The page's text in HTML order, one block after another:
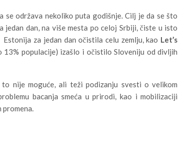
se održava nekoliko puta godišnje. Cilj je da se što
dan, na više mesta po celoj Srbiji, čiste u isto
za jedan dan očistila celu zemlju, kao Let’s
13% populacije) izašlo i očistilo Sloveniju od divljih
nije moguće, ali teži podizanju svesti o velikom
bacanja smeća u prirodi, kao i mobilizaciji
promena.